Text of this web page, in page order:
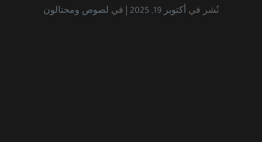
نُشر في أكتوبر 19, 2025 في لصوص ومحتالون